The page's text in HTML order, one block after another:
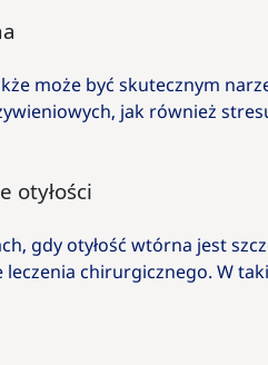
może być skutecznym
jak również
otyłości
gdy otyłość wtórna jest
leczenia chirurgicznego. W